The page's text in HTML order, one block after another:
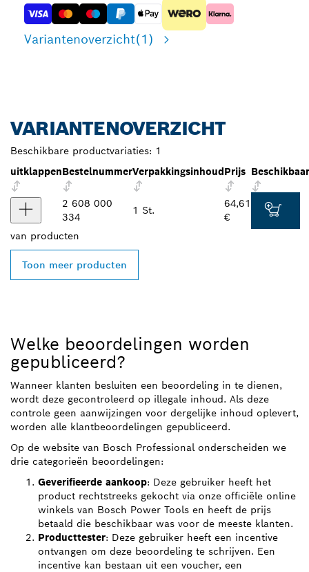
Variantenoverzicht(1)
VARIANTENOVERZICHT
Beschikbare productvariaties: 1
uitklappenBestelnummerVerpakkingsinhoudPrijs
2 608 000
334
1 St.
64,61
€
van producten
Toon meer producten
Welke beoordelingen worden
gepubliceerd?
Wanneer klanten besluiten een beoordeling in te dienen,
wordt deze gecontroleerd op illegale inhoud. Als deze
controle geen aanwijzingen voor dergelijke inhoud oplevert,
worden alle klantbeoordelingen gepubliceerd.
Op de website van Bosch Professional onderscheiden we
drie categorieën beoordelingen:
Geverifieerde aankoop: Deze gebruiker heeft het
product rechtstreeks gekocht via onze officiële online
winkels van Bosch Power Tools en heeft de prijs
betaald die beschikbaar was voor de meeste klanten.
Producttester: Deze gebruiker heeft een incentive
ontvangen om deze beoordeling te schrijven. Een
incentive kan bestaan uit een voucher, een